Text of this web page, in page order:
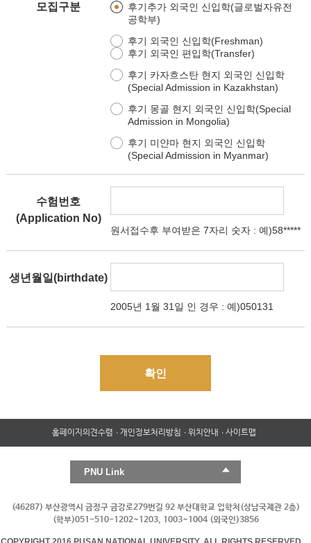
모집구분
후기추가 외국인 신입학(글로벌자유전
공학부)
후기 외국인 신입학(Freshman)
후기 외국인 편입학(Transfer)
후기 카자흐스탄 현지 외국인 신입학
(Special Admission in Kazakhstan)
후기 몽골 현지 외국인 신입학(Special
Admission in Mongolia)
후기 미얀마 현지 외국인 신입학
(Special Admission in Myanmar)
수험번호
(Application No)
원서접수후 부여받은 7자리 숫자 : 예)58*****
생년월일(birthdate)
2005년 1월 31일 인 경우 : 예)050131
확인
홈페이지의견수렴 개인정보처리방침 위치안내 사이트맵
PNU Link
(46287) 부산광역시 금정구 금강로279번길 92 부산대학교 입학처(상남국제관 2층)
(학부)051-510-1202~1203, 1003~1004 (외국인)3856